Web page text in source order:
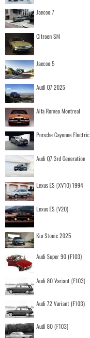
Jaecoo 7
Citroen SM
Jaecoo 5
Audi Q7 2025
Alfa Romeo Montreal
Porsche Cayenne Electric
Audi Q7 3rd Generation
Lexus ES (XV10) 1994
Lexus ES (V20)
Kia Stonic 2025
Audi Super 90 (F103)
Audi 80 Variant (F103)
Audi 72 Variant (F103)
Audi 80 (F103)